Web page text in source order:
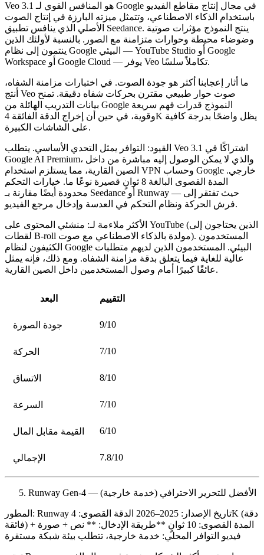
Veo 3.1 هو المنافس القوي لـ Google في مجال إنتاج مقاطع الفيديو
باستخدام الذكاء الاصطناعي، وتتمثل ميزته البارزة في إنتاج الصوت
الأصلي الذي ينافس تطبيق Seedance. ينتج النموذج مؤثرات صوتية
وضوضاء محيطة وحوارات متزامنة مع الصور. بالنسبة لأولئك الذين
ينتمون إلى نظام Google البيئي — YouTube Studio أو Google
Workspace أو Google Cloud — يوفر Veo تكاملاً سلسًا.
ما أثار إعجابنا أكثر هو جودة الصوت. في اختبارات مزامنة الشفاه،
أنتج Veo صوت حوار طبيعي مقترن بحركات شفاه دقيقة. تمنح
بيانات التدريب الهائلة من Google النموذج قدرات فهم سريعة
وقوية، في حين أن إخراج الدقة الفائقة 4K يظل واضحًا بدرجة كافية
على الشاشات الكبيرة.
القيود: التوافر يمثل التحدي الأساسي. يتطلب Veo 3.1 اشتراكًا في
Google AI Premium، والذي لا يمكن الوصول إليه مباشرة من داخل
الصين القارية، مما يستلزم استخدام VPN وحساب Google خارجي.
المدة القصوى البالغة 8 ثوانٍ قصيرة نوعًا ما. خيارات التحكم
محدودة أيضًا مقارنة بـ Seedance أو Runway — حيث تفتقر إلى
فرش الحركة ونظام التحكم في العدسة وإدخال مرجع الفيديو.
الأكثر ملاءمة لـ: منشئي المحتوى على YouTube (الذين يحتاجون إلى
لقطات B-roll مولدة بالذكاء الاصطناعي مع صوت). المستخدمون
الكثيفون لنظام Google البيئي. المستخدمون الذين لديهم متطلبات
عالية للغاية فيما يتعلق بدقة مزامنة الشفاه. ومع ذلك، فإنه يمثل
عائقًا كبيرًا أمام وصول المستخدمين داخل الصين القارية.
البعد التقييم
جودة الصورة 9/10
الحركة 7/10
الاتساق 8/10
السرعة 7/10
القيمة مقابل المال 6/10
الإجمالي 7.8/10
Runway Gen-4 — الأفضل للتحرير الاحترافي (خدمة خارجية)
المطور: Runway تاريخ الإصدار: الدقة القصوى: 4K (دقة
فائقة)
المدة القصوى:
10 ثوانٍ **طريقة الإدخال: ** نص + صورة +
فيديو التوافر المحلي: خدمة خارجية، تتطلب بيئة شبكة مستقرة